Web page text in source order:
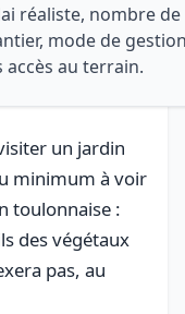
réaliste, nombre
mode de
accès au terrain.
un jardin
minimum à voir
toulonnaise :
des végétaux
pas, au